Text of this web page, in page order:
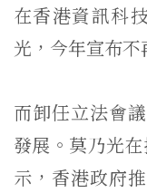
在香港資訊科
光，今年宣布不
而卸任立法會
發展。莫乃光
示，香港政府